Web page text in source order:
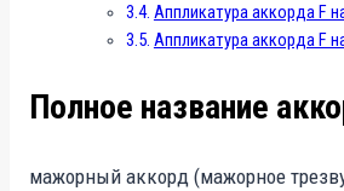
Аппликатура аккорда F
Аппликатура аккорда F
Полное название
мажорный аккорд (мажорное